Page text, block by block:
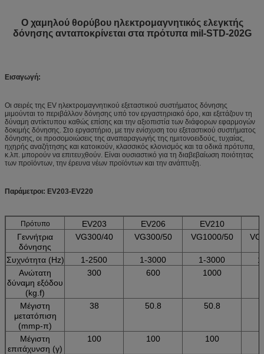
Ο χαμηλού θορύβου ηλεκτρομαγνητικός ελεγκτής
δόνησης ανταποκρίνεται στα πρότυπα mil-STD-202G
Εισαγωγή:
Οι σειρές της EV ηλεκτρομαγνητικού εξεταστικού συστήματος δόνησης
μιμούνται το περιβάλλον δόνησης υπό τον εργαστηριακό όρο, και εξετάζουν τη
δύναμη αντίκτυπου καθώς επίσης και την αξιοπιστία των διάφορων εφαρμογών
δοκιμής δόνησης. Στο εργαστήριο, με την ενίσχυση του εξεταστικού συστήματος
δόνησης, οι προσομοιώσεις της αναπαραγωγής της ημιτονοειδούς, τυχαίας,
ηχηρής αναζήτησης και κατοικούν, κλασσικός κλονισμός και τα οδικά πρότυπα,
κ.λπ. μπορούν να επιτευχθούν. Είναι ουσιαστικό για τη διαβεβαίωση ποιότητας
των προϊόντων, την έρευνα νέων προϊόντων και την ανάπτυξη.
Παράμετροι: EV203-EV220
Πρότυπο EV203 EV206 EV210
Γεννήτρια
δόνησης
VG300/40 VG300/50 VG1000/50
Συχνότητα (Hz) 1-2500 1-3000 1-3000
Ανώτατη
δύναμη εξόδου
(kg.f)
300 600 1000
Μέγιστη
μετατόπιση
(mmp-π)
38 50.8 50.8
Μέγιστη
επιτάχυνση (γ)
100 100 100